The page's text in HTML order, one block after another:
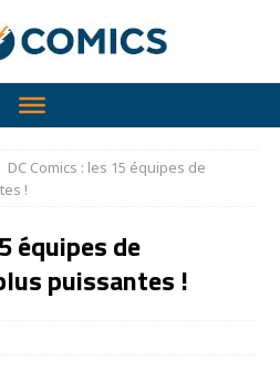
DC Comics : les 15 équipes de
!
équipes de
puissantes !